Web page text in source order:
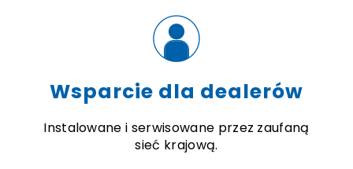
Wsparcie dla dealerów
Instalowane i serwisowane przez zaufaną
sieć krajową.